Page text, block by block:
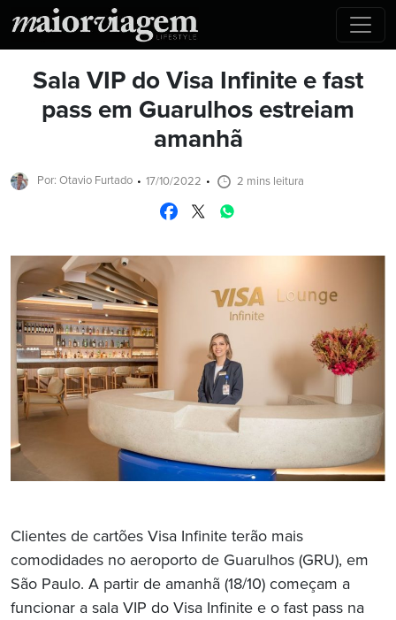
Sala VIP do Visa Infinite e fast
pass em Guarulhos estreiam
amanhã
Por: Otavio Furtado 17/10/2022 2 mins leitura
Clientes de cartões Visa Infinite terão mais
comodidades no aeroporto de Guarulhos (GRU), em
São Paulo. A partir de amanhã (18/10) começam a
funcionar a sala VIP do Visa Infinite e o fast pass na